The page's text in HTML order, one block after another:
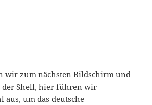
wir zum nächsten Bildschirm und
Shell, hier führen wir
aus, um das deutsche